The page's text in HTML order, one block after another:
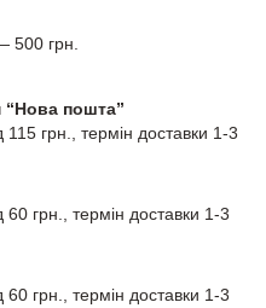
500 грн.
“Нова пошта”
115 грн., термін доставки 1-3
60 грн., термін доставки 1-3
60 грн., термін доставки 1-3